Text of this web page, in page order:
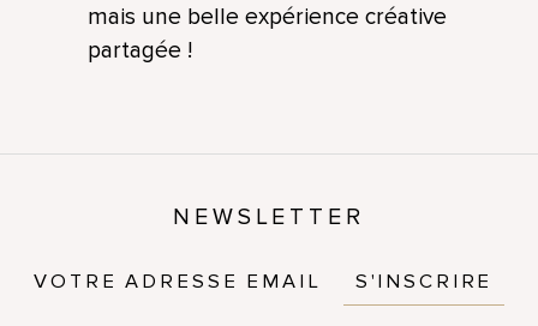
mais une belle expérience créative
partagée !
NEWSLETTER
S'INSCRIRE